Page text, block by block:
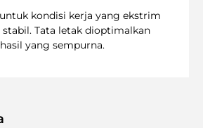
kondisi kerja yang ekstrim
stabil. Tata letak dioptimalkan
yang sempurna.